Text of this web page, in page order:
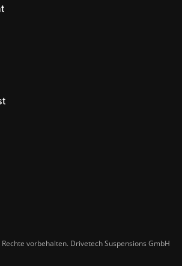
vorbehalten. Drivetech Suspensions GmbH​